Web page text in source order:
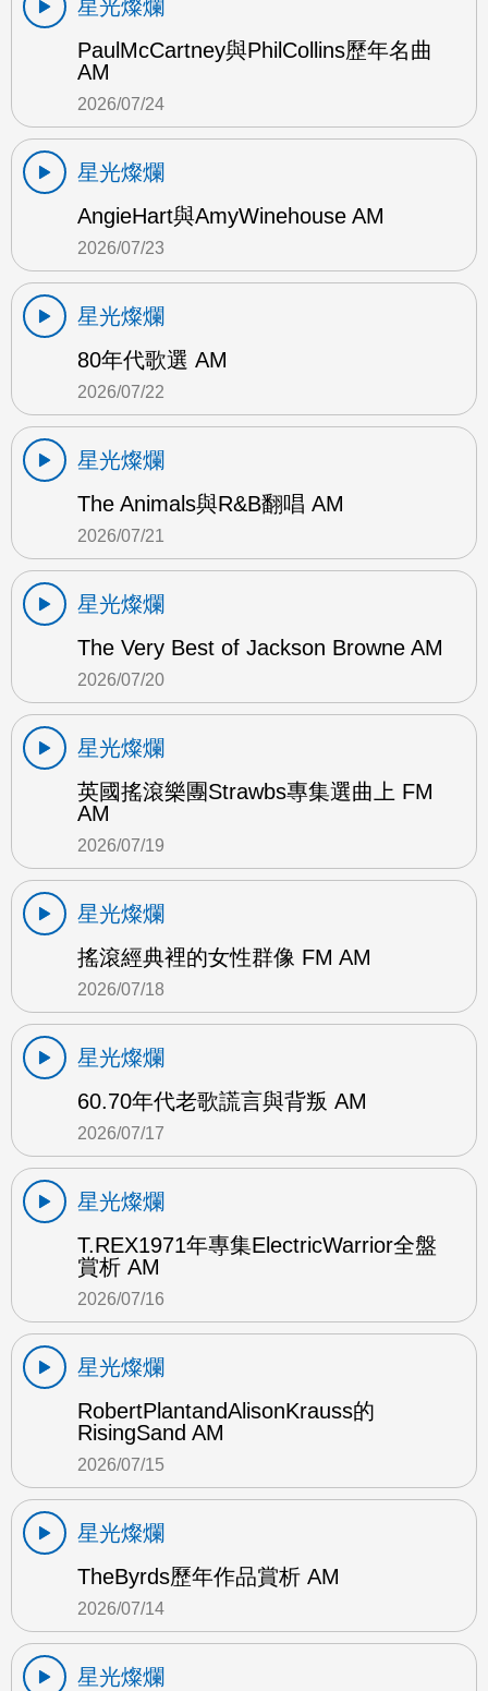
星光燦爛
PaulMcCartney與PhilCollins歷年名曲
AM
2026/07/24
星光燦爛
AngieHart與AmyWinehouse AM
2026/07/23
星光燦爛
80年代歌選 AM
2026/07/22
星光燦爛
The Animals與R&B翻唱 AM
2026/07/21
星光燦爛
The Very Best of Jackson Browne AM
2026/07/20
星光燦爛
英國搖滾樂團Strawbs專集選曲上 FM
AM
2026/07/19
星光燦爛
搖滾經典裡的女性群像 FM AM
2026/07/18
星光燦爛
60.70年代老歌謊言與背叛 AM
2026/07/17
星光燦爛
T.REX1971年專集ElectricWarrior全盤
賞析 AM
2026/07/16
星光燦爛
RobertPlantandAlisonKrauss的
RisingSand AM
2026/07/15
星光燦爛
TheByrds歷年作品賞析 AM
2026/07/14
星光燦爛